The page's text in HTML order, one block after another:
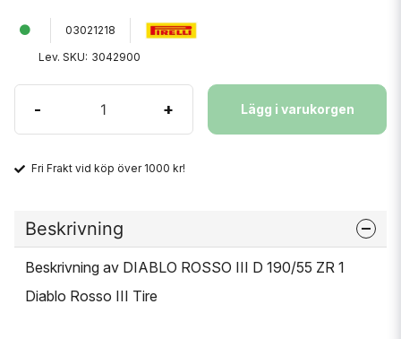
03021218
Lev. SKU: 3042900
- + Lägg i varukorgen
Fri Frakt vid köp över 1000 kr!
Beskrivning
Beskrivning av DIABLO ROSSO III D 190/55 ZR 1
Diablo Rosso III Tire